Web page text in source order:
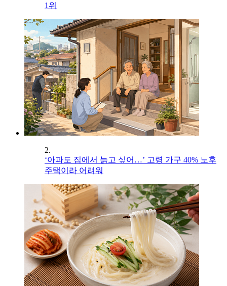
1위
2.
‘아파도 집에서 늙고 싶어…’ 고령 가구 40% 노후
주택이라 어려워